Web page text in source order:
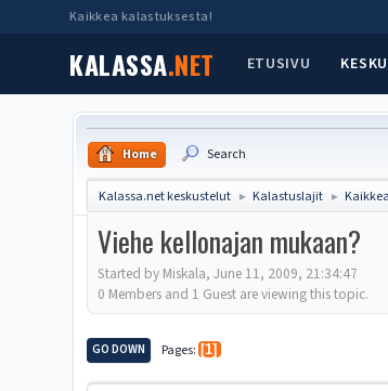
Kaikkea kalastuksesta!
KALASSA.NET ETUSIVU
Home Search
Kalassa.net keskustelut ► Kalastuslajit ►
Viehe kellonajan mukaan?
Started by Miskala, June 11, 2009, 21:34:47
0 Members and 1 Guest are viewing this topic.
GO DOWN Pages 1